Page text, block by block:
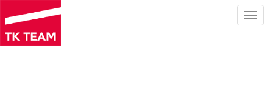
Hoppa